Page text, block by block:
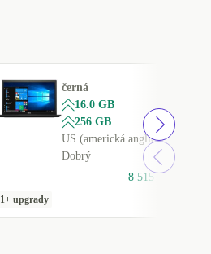
černá
16.0 GB
256 GB
US (americká angličtina)
Dobrý
8 515 Kč
1+ upgrady